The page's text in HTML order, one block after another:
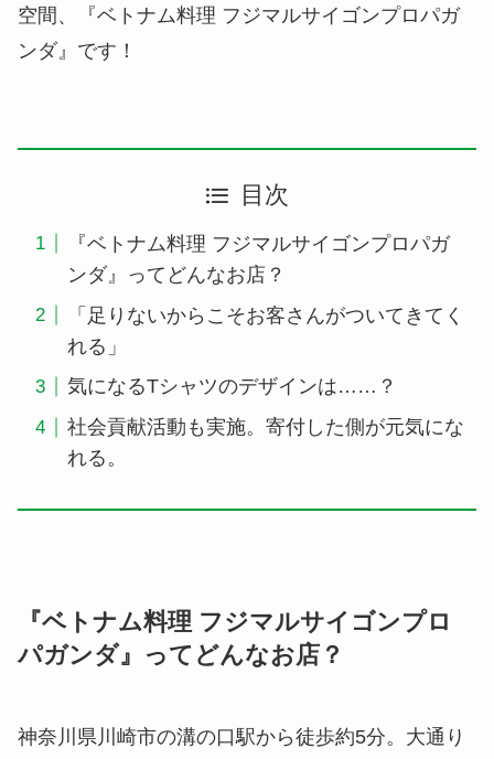
空間、『ベトナム料理 フジマルサイゴンプロパガ
ンダ』です！
目次
『ベトナム料理 フジマルサイゴンプロパガ
ンダ』ってどんなお店？
「足りないからこそお客さんがついてきてく
れる」
気になるTシャツのデザインは……？
社会貢献活動も実施。寄付した側が元気にな
れる。
『ベトナム料理 フジマルサイゴンプロ
パガンダ』ってどんなお店？
神奈川県川崎市の溝の口駅から徒歩約5分。大通り